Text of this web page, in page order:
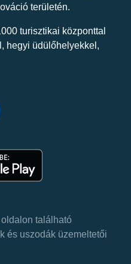
területén.
turisztikai központtal
hegyi üdülőhelyekkel,
található
és uszodák üzemeltetői